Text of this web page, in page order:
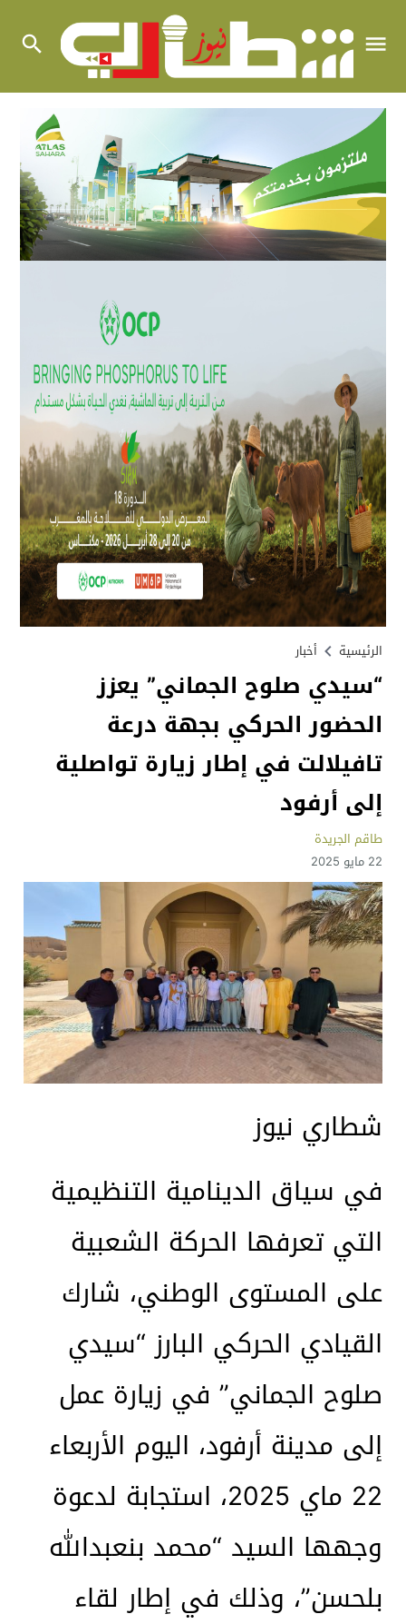
الرئيسية أخبار
“سيدي صلوح الجماني” يعزز
الحضور الحركي بجهة درعة
تافيلالت في إطار زيارة تواصلية
إلى أرفود
طاقم الجريدة
22 مايو 2025
شطاري نيوز
في سياق الدينامية التنظيمية
التي تعرفها الحركة الشعبية
على المستوى الوطني، شارك
القيادي الحركي البارز “سيدي
صلوح الجماني” في زيارة عمل
إلى مدينة أرفود، اليوم الأربعاء
22 ماي 2025، استجابة لدعوة
وجهها السيد “محمد بنعبدالله
بلحسن”، وذلك في إطار لقاء